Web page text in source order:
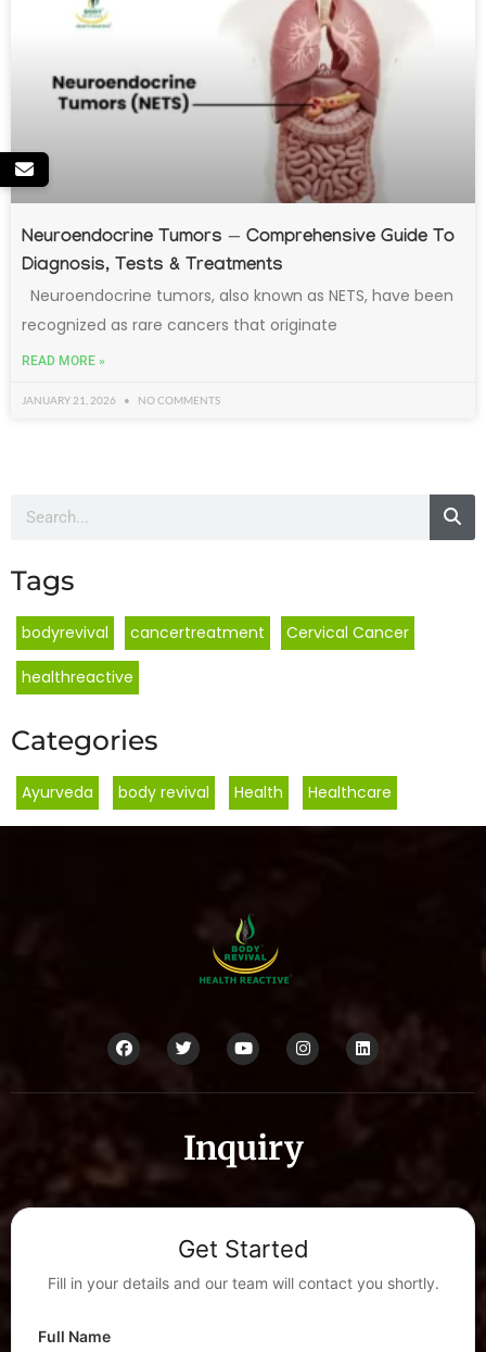
Neuroendocrine Tumors — Comprehensive Guide To
Diagnosis, Tests & Treatments
Neuroendocrine tumors, also known as NETS, have been
recognized as rare cancers that originate
READ MORE »
JANUARY 21, 2026 NO COMMENTS
Tags
bodyrevival cancertreatment Cervical Cancer
healthreactive
Categories
Ayurveda body revival Health Healthcare
Inquiry
Get Started
Fill in your details and our team will contact you shortly.
Full Name